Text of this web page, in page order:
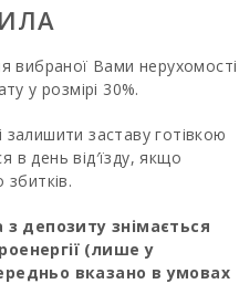
вибраної Вами нерухомості
у розмірі 30%.
залишити заставу готівкою
в день від′їзду, якщо
з депозиту знімається
(лише у
вказано в умовах